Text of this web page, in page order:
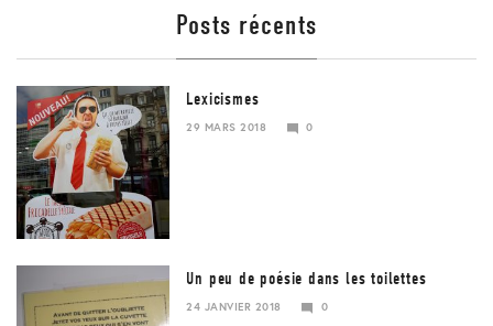
Posts récents
Lexicismes
29 MARS 2018
0
Un peu de poésie dans les toilettes
24 JANVIER 2018 0